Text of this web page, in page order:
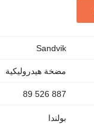
Sandvik
مضخة هيدروليكية
887 526 89
بولندا